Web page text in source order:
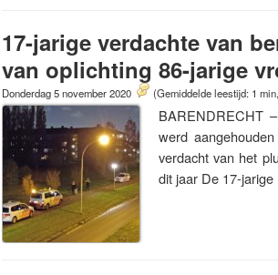
17-jarige verdachte van
van oplichting 86-jarige
Donderdag 5 november 2020 (Gemiddelde leestijd: 1
BARENDRECHT
werd
verdacht van het
dit jaar De 17-